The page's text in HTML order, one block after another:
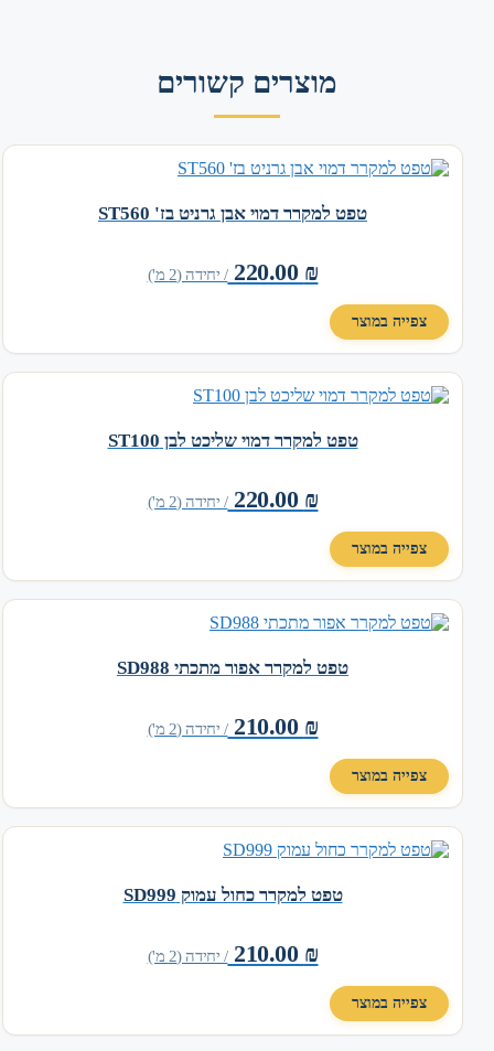
מוצרים קשורים
טפט למקרר דמוי אבן גרניט בז' ST560
220.00 / יחידה (2 מ')
צפייה במוצר
טפט למקרר דמוי שליכט לבן ST100
220.00 / יחידה (2 מ')
צפייה במוצר
טפט למקרר אפור מתכתי SD988
210.00 / יחידה (2 מ')
צפייה במוצר
טפט למקרר כחול עמוק SD999
210.00 / יחידה (2 מ')
צפייה במוצר